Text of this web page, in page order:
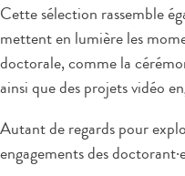
Cette sélection rassemble
mettent en lumière les
doctorale, comme la
ainsi que des projets vidéo
Autant de regards pour
engagements des doctorant·